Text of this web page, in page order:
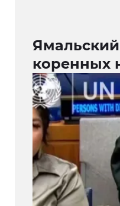
коренных